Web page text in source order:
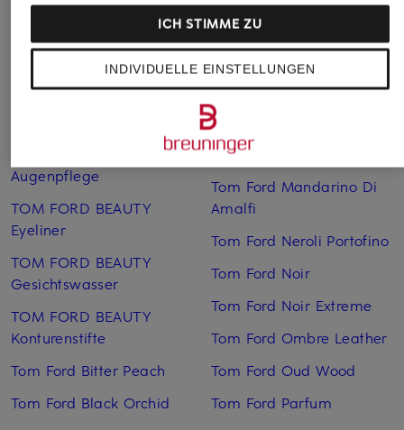
Weitere Kategorien
Augenpflege
TOM FORD BEAUTY
Eyeliner
TOM FORD BEAUTY
Gesichtswasser
TOM FORD BEAUTY
Konturenstifte
Tom Ford Bitter Peach
Tom Ford Black Orchid
Tom Ford Lidschatten
Tom Ford Lost Cherry
Tom Ford Mandarino Di
Amalfi
Tom Ford Neroli Portofino
Tom Ford Noir
Tom Ford Noir Extreme
Tom Ford Ombre Leather
Tom Ford Oud Wood
Tom Ford Parfum
INDIVIDUELLE EINSTELLUNGEN
ICH STIMME ZU